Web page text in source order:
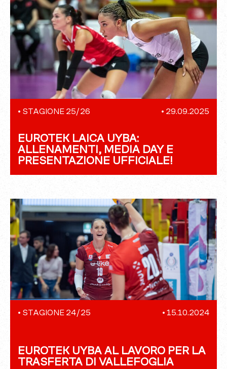
• STAGIONE 25/26 • 29.09.2025
EUROTEK LAICA UYBA:
ALLENAMENTI, MEDIA DAY E
PRESENTAZIONE UFFICIALE!
• STAGIONE 24/25 • 15.10.2024
EUROTEK UYBA AL LAVORO PER LA
TRASFERTA DI VALLEFOGLIA